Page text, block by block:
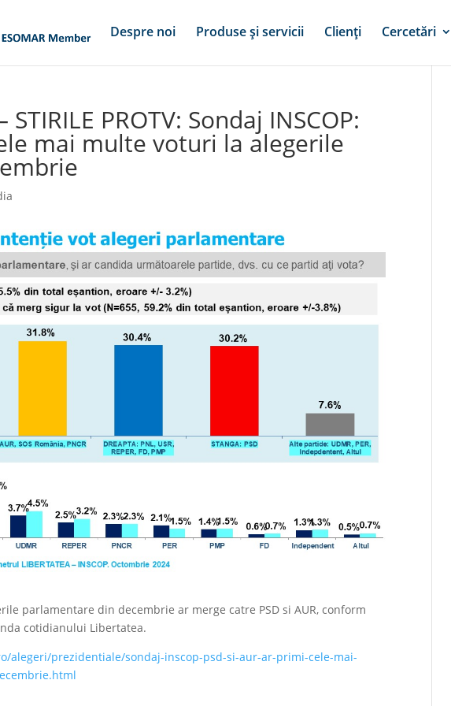
Despre noi Produse și servicii Clienți Cercetări
PROTV: Sondaj INSCOP:
mai multe voturi la alegerile
parlamentare din decembrie ar merge catre PSD si AUR, conform
cotidianului Libertatea.
alegeri/prezidentiale/sondaj-inscop-psd-si-aur-ar-primi-cele-mai-